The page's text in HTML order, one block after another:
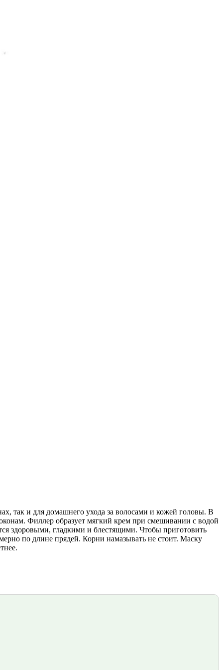
так и для домашнего ухода за волосами и кожей головы. В
Филлер образует мягкий крем при смешивании с водой
здоровыми, гладкими и блестящими. Чтобы приготовить
по длине прядей. Корни намазывать не стоит. Маску